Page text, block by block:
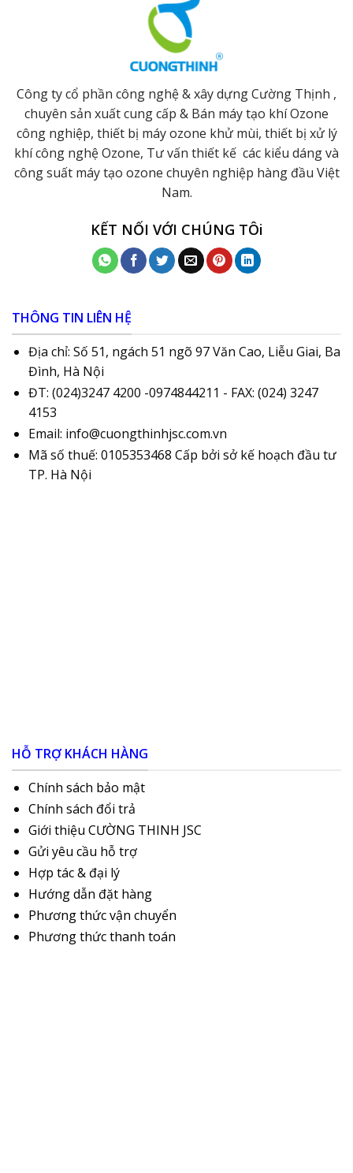
Công ty cổ phần công nghệ & xây dựng Cường Thịnh ,
chuyên sản xuất cung cấp & Bán máy tạo khí Ozone
công nghiệp, thiết bị máy ozone khử mùi, thiết bị xử lý
khí công nghệ Ozone, Tư vấn thiết kế các kiểu dáng và
công suất máy tạo ozone chuyên nghiệp hàng đầu Việt
Nam.
KẾT NỐI VỚI CHÚNG TÔi
THÔNG TIN LIÊN HỆ
Địa chỉ: Số 51, ngách 51 ngõ 97 Văn Cao, Liễu Giai, Ba
Đình, Hà Nội
ĐT: (024)3247 4200 -0974844211 - FAX: (024) 3247
4153
Email: info@cuongthinhjsc.com.vn
Mã số thuế: 0105353468 Cấp bởi sở kế hoạch đầu tư
TP. Hà Nội
HỖ TRỢ KHÁCH HÀNG
Chính sách bảo mật
Chính sách đổi trả
Giới thiệu CƯỜNG THINH JSC
Gửi yêu cầu hỗ trợ
Hợp tác & đại lý
Hướng dẫn đặt hàng
Phương thức vận chuyển
Phương thức thanh toán